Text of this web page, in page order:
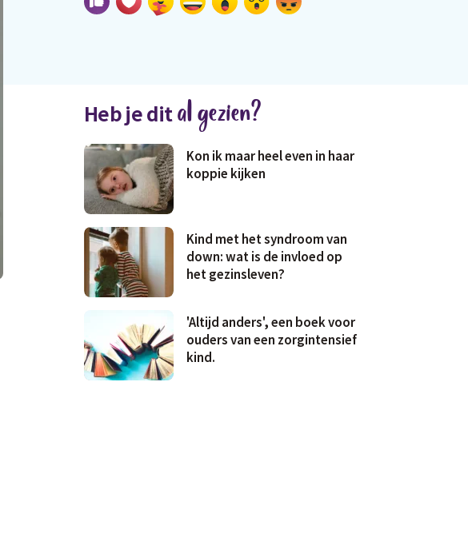
Heb je dital gezien?
Kon ik maar heel even in haar
koppie kijken
Kind met het syndroom van
down: wat is de invloed op
het gezinsleven?
'Altijd anders', een boek voor
ouders van een zorgintensief
kind.